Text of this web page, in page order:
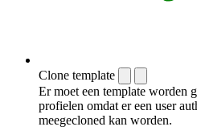
Clone template
Er moet een template worden
profielen omdat er een user
meegecloned kan worden.